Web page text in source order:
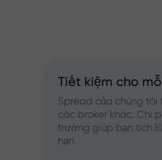
Tiết kiệm cho
Spread của chúng tôi
các broker khác. Chi
trường giúp bạn tích
hạn